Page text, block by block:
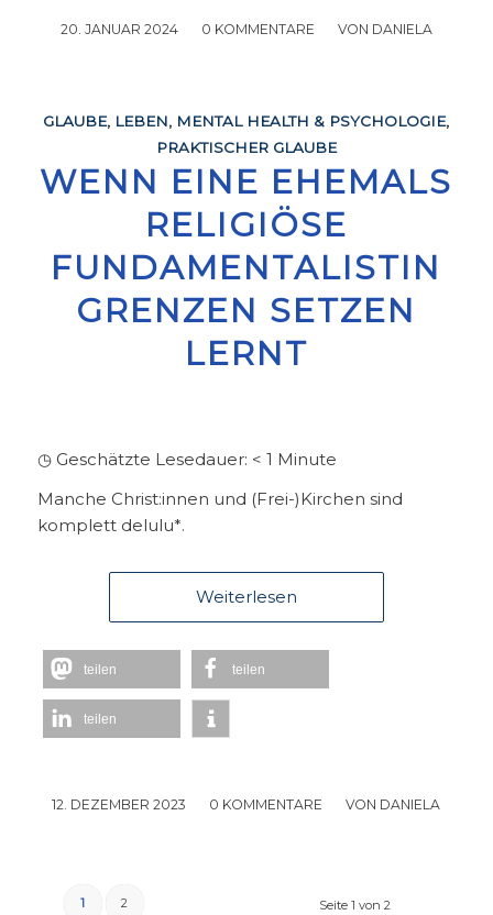
20. JANUAR 2024
/ 0 KOMMENTARE
/ VON DANIELA
GLAUBE, LEBEN, MENTAL HEALTH & PSYCHOLOGIE,
PRAKTISCHER GLAUBE
WENN EINE EHEMALS
RELIGIÖSE
FUNDAMENTALISTIN
GRENZEN SETZEN
LERNT
◷ Geschätzte Lesedauer: < 1 Minute
Manche Christ:innen und (Frei-)Kirchen sind
komplett delulu*.
Weiterlesen
teilen teilen
teilen
12. DEZEMBER 2023
/ 0 KOMMENTARE
/ VON DANIELA
Seite 1 von 2
1 2